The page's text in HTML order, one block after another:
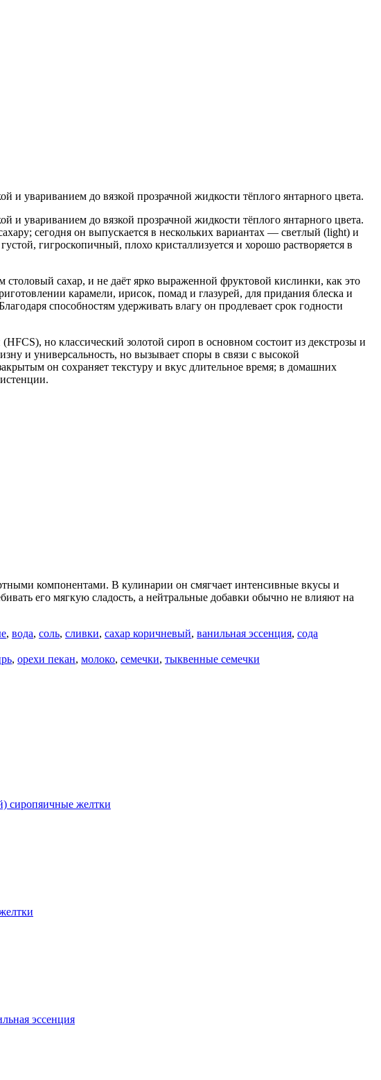
увариванием до вязкой прозрачной жидкости тёплого янтарного цвета.
увариванием до вязкой прозрачной жидкости тёплого янтарного цвета.
сегодня он выпускается в нескольких вариантах — светлый (light) и
гигроскопичный, плохо кристаллизуется и хорошо растворяется в
сахар, и не даёт ярко выраженной фруктовой кислинки, как это
карамели, ирисок, помад и глазурей, для придания блеска и
способностям удерживать влагу он продлевает срок годности
но классический золотой сироп в основном состоит из декстрозы и
и универсальность, но вызывает споры в связи с высокой
он сохраняет текстуру и вкус длительное время; в домашних
компонентами. В кулинарии он смягчает интенсивные вкусы и
его мягкую сладость, а нейтральные добавки обычно не влияют на
, вода, соль, сливки, сахар коричневый, ванильная эссенция, сода
, орехи пекан, молоко, семечки, тыквенные семечки
сиропяичные желтки
эссенция